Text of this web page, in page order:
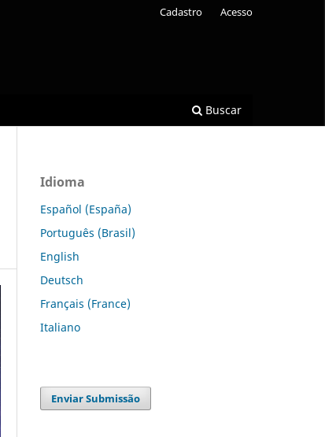
Buscar
Cadastro Acesso
Idioma
Español (España)
Português (Brasil)
English
Deutsch
Français (France)
Italiano
Enviar Submissão